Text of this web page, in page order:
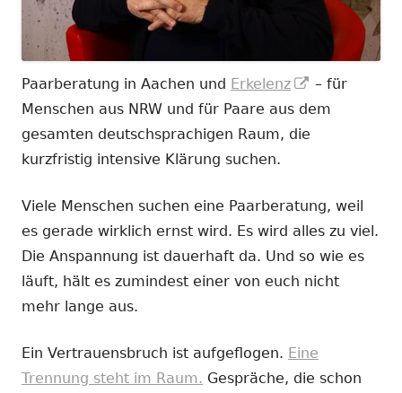
Paarberatung in Aachen und Erkelenz
In
neuem
– für
Menschen aus NRW und für Paare aus dem
gesamten deutschsprachigen Raum, die
kurzfristig intensive Klärung suchen.
Viele Menschen suchen eine Paarberatung, weil
es gerade wirklich ernst wird. Es wird alles zu viel.
Die Anspannung ist dauerhaft da. Und so wie es
läuft, hält es zumindest einer von euch nicht
mehr lange aus.
Ein Vertrauensbruch ist aufgeflogen. Eine
Trennung steht im Raum. Gespräche, die schon